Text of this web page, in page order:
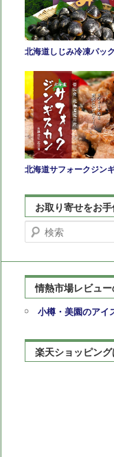
北海道しじみ冷凍パッ
北海道サフォークジン
お取り寄せをお
検
索
情熱市場レビュ
小樽・美園のアイ
楽天ショッピン